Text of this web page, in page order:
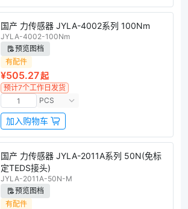
国产 力传感器 JYLA-4002系列 100Nm
JYLA-4002-100Nm
预览图档
有配件
¥505.27起
预计7个工作日发货
PCS
加入购物车
国产 力传感器 JYLA-2011A系列 50N(免标
定TEDS接头)
JYLA-2011A-50N-M
预览图档
有配件